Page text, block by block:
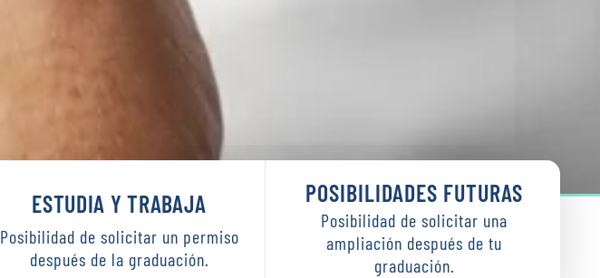
ESTUDIA Y TRABAJA
Posibilidad de solicitar un permiso
después de la graduación.
POSIBILIDADES FUTURAS
Posibilidad de solicitar una
ampliación después de tu
graduación.